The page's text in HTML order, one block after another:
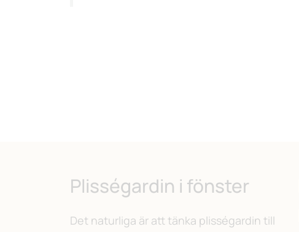
Plisségardin i fönster
Det naturliga är att tänka plisségardin till